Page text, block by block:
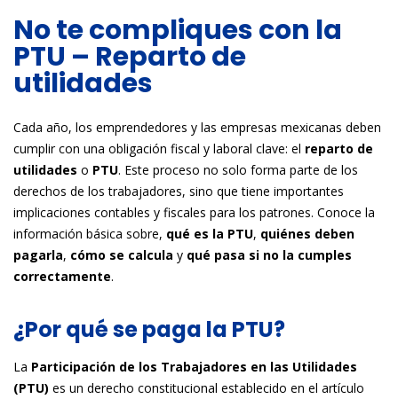
No te compliques con la
PTU – Reparto de
utilidades
Cada año, los emprendedores y las empresas mexicanas deben
cumplir con una obligación fiscal y laboral clave: el reparto de
utilidades o PTU. Este proceso no solo forma parte de los
derechos de los trabajadores, sino que tiene importantes
implicaciones contables y fiscales para los patrones. Conoce la
información básica sobre, qué es la PTU, quiénes deben
pagarla, cómo se calcula y qué pasa si no la cumples
correctamente.
¿Por qué se paga la PTU?
La Participación de los Trabajadores en las Utilidades
(PTU) es un derecho constitucional establecido en el artículo